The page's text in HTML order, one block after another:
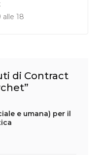
18
di Contract
e umana) per il